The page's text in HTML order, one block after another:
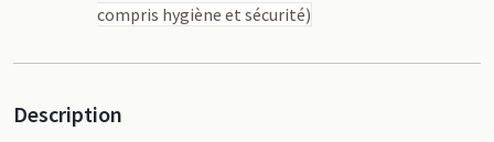
compris hygiène et sécurité)
Description